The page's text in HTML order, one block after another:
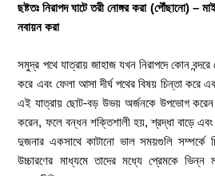
ছষ্টতঃ নিরাপদ ঘাটে তরী নোঙ্গর করা (পৌঁছানো) –
নবায়ন করা
সমুদ্র পথে যাত্রায় জাহাজ যখন নিরাপদে কোন
করে এবং ফেলা আসা দীর্ঘ পথের বিষয় চিন্তা করে
এই যাত্রায় ছোট-বড় উভয় অর্জনকে উপভোগ করেন
করেন, ফলে বন্ধন শক্তিশালী হয়, শ্রদ্ধা বাড়ে এবং
দুজনার একসাথে কাটানো ভাল সময়গুলি সম্পর্কে
উচ্চারণের মাধ্যমে তাদের মধ্যে প্রেমকে ভিন্ন